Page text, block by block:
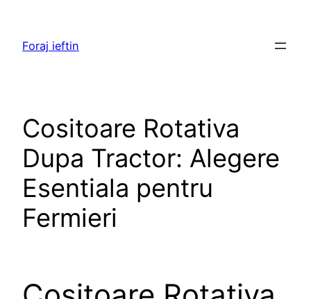
content
Foraj ieftin
Cositoare Rotativa
Dupa Tractor: Alegere
Esentiala pentru
Fermieri